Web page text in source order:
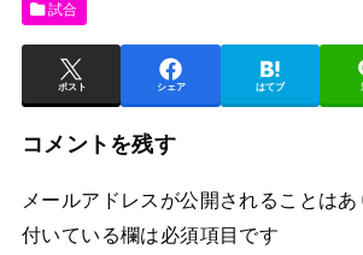
試合
ポスト シェア はてブ
コメントを残す
メールアドレスが公開されることはあ
付いている欄は必須項目です